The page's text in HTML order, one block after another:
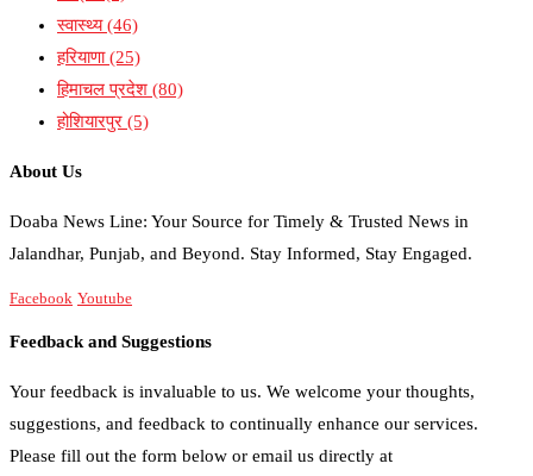
स्वास्थ्य(46)
हरियाणा(25)
हिमाचल प्रदेश (80)
होशियारपुर (5)
About Us
Doaba News Line: Your Source for Timely & Trusted News in
Jalandhar, Punjab, and Beyond. Stay Informed, Stay Engaged.
Facebook Youtube
Feedback and Suggestions
Your feedback is invaluable to us. We welcome your thoughts,
suggestions, and feedback to continually enhance our services.
Please fill out the form below or email us directly at